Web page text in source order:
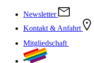
Newsletter
Kontakt & Anfahrt
Mitgliedschaft